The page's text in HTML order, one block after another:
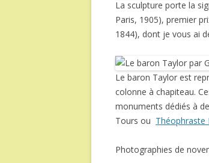
La sculpture porte la
Paris, 1905), premier
1844), dont je vous ai
Le baron Taylor est
colonne à chapiteau.
monuments dédiés à
Tours ou Théophraste
Photographies de